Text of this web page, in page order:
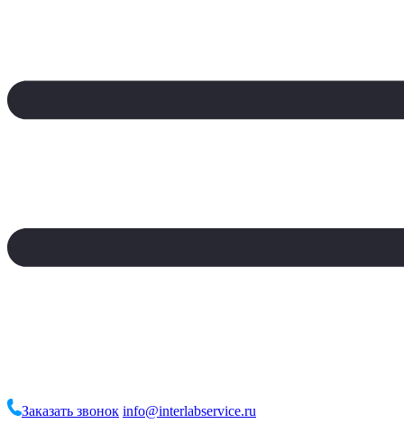
Заказать звонок info@interlabservice.ru